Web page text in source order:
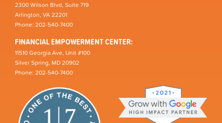
2300 Wilson Blvd, Suite 719
Arlington, VA 22201
Phone: 202-540-7400
FINANCIAL EMPOWERMENT CENTER:
11510 Georgia Ave, Unit #100
Silver Spring, MD 20902
Phone: 202-540-7400